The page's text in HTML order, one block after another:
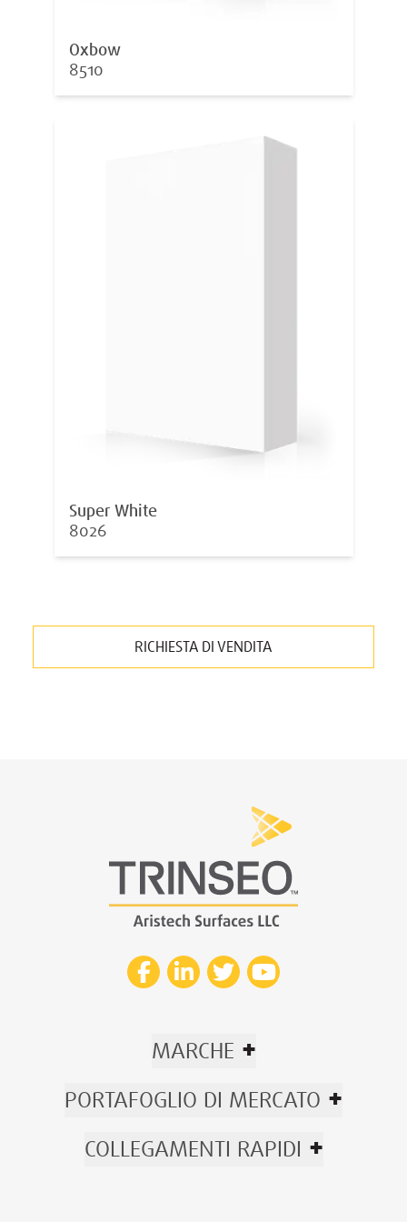
Oxbow
8510
Super White
8026
RICHIESTA DI VENDITA
MARCHE +
PORTAFOGLIO DI MERCATO +
COLLEGAMENTI RAPIDI +